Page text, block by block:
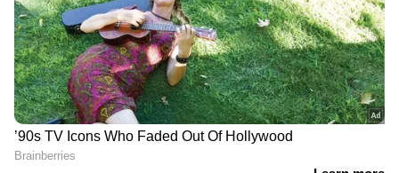
ഇല്ലാതാക്കും? ലോക
സമ്പദ്‌വ്യവസ്ഥയെ
അടിമുടി മാറ്റുമെന്ന്
മുന്നറിയിപ്പ്
മറികടന്നാൽ 47 ലക്ഷം
സമ്മാനം;
ഓപ്പൺഎഐയുടെ വമ്പൻ
ഓഫർ